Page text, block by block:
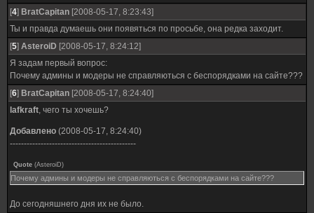
[4] BratCapitan [2008-05-17, 8:23:43]
Ты и правда думаешь они появяться по просьбе, она редка заходит.
[5] AsteroiD [2008-05-17, 8:24:12]
Я задам первый вопрос:
Почему админы и модеры не справляються с беспорядками на сайте???
[6] BratCapitan [2008-05-17, 8:24:40]
lafkraft, чего ты хочешь?
Добавлено (2008-05-17, 8:24:40)
---------------------------------------------
Quote (AsteroiD)
Почему админы и модеры не справляються с беспорядками на сайте???
До сегодняшнего дня их не было.